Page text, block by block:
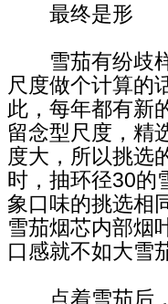
最终是形
雪茄有纷歧样
尺度做个计算的
此，每年都有新
留念型尺度，精
度大，所以挑选
时，抽环径30的
象口味的挑选相
雪茄烟芯内部烟
口感就不如大雪
点着雪茄后，